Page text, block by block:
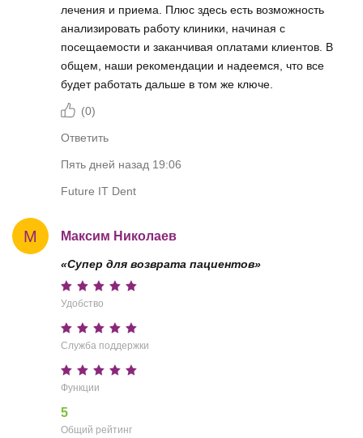
лечения и приема. Плюс здесь есть возможность
анализировать работу клиники, начиная с
посещаемости и заканчивая оплатами клиентов. В
общем, наши рекомендации и надеемся, что все
будет работать дальше в том же ключе.
(0)
Ответить
Пять дней назад 19:06
Future IT Dent
М Максим Николаев
«Супер для возврата пациентов»
Удобство
Служба поддержки
Функции
5
Общий рейтинг